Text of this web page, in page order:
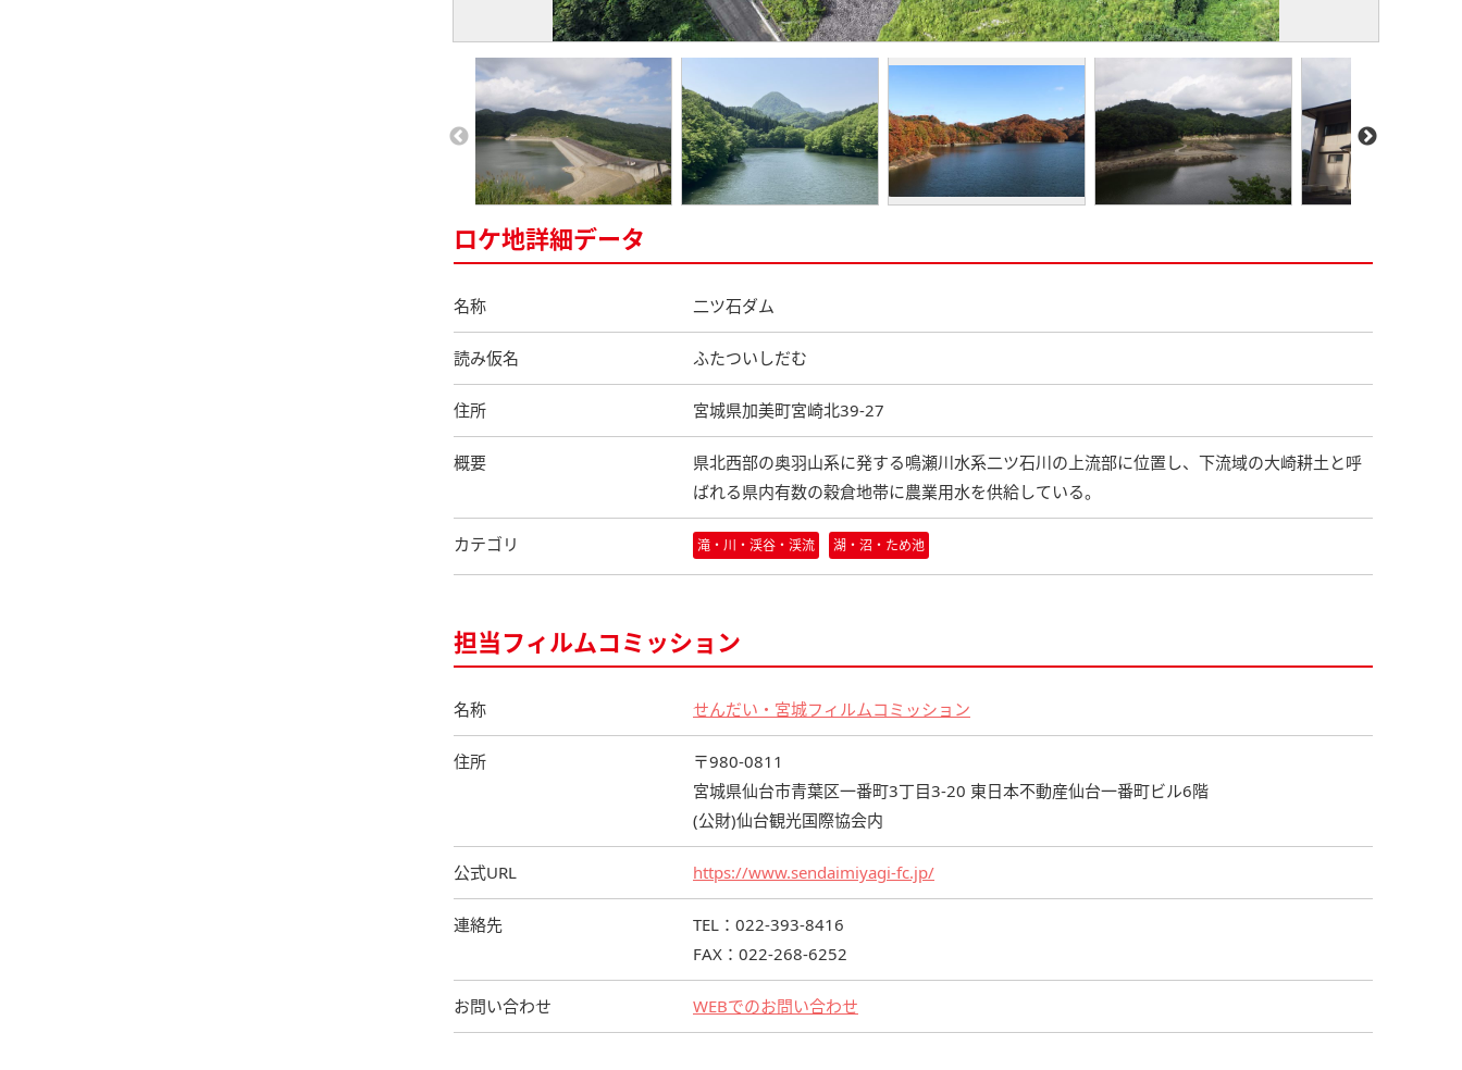
ロケ地詳細データ
名称 二ツ石ダム
読み仮名 ふたついしだむ
住所 宮城県加美町宮崎北39-27
概要
県北西部の奥羽山系に発する鳴瀬川水系二ツ石川の上流部に位置し、下流域の大崎耕土と呼
ばれる県内有数の穀倉地帯に農業用水を供給している。
カテゴリ 滝・川・渓谷・渓流 湖・沼・ため池
担当フィルムコミッション
名称 せんだい・宮城フィルムコミッション
住所
〒980-0811
宮城県仙台市青葉区一番町3丁目3-20 東日本不動産仙台一番町ビル6階
(公財)仙台観光国際協会内
公式URL https://www.sendaimiyagi-fc.jp/
連絡先
TEL：022-393-8416
FAX：022-268-6252
お問い合わせ WEBでのお問い合わせ